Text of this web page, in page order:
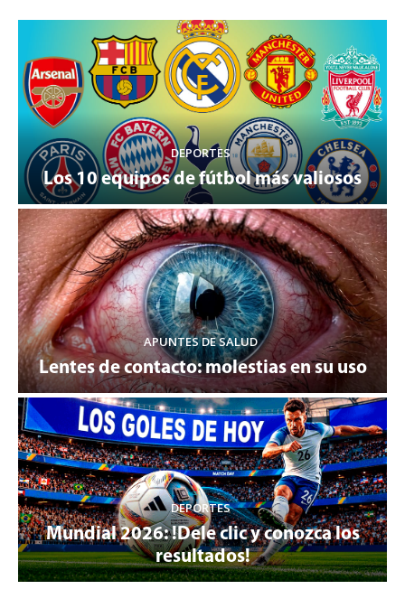
DEPORTES
Los 10 equipos de fútbol más valiosos
APUNTES DE SALUD
Lentes de contacto: molestias en su uso
DEPORTES
Mundial 2026: !Dele clic y conozca los
resultados!